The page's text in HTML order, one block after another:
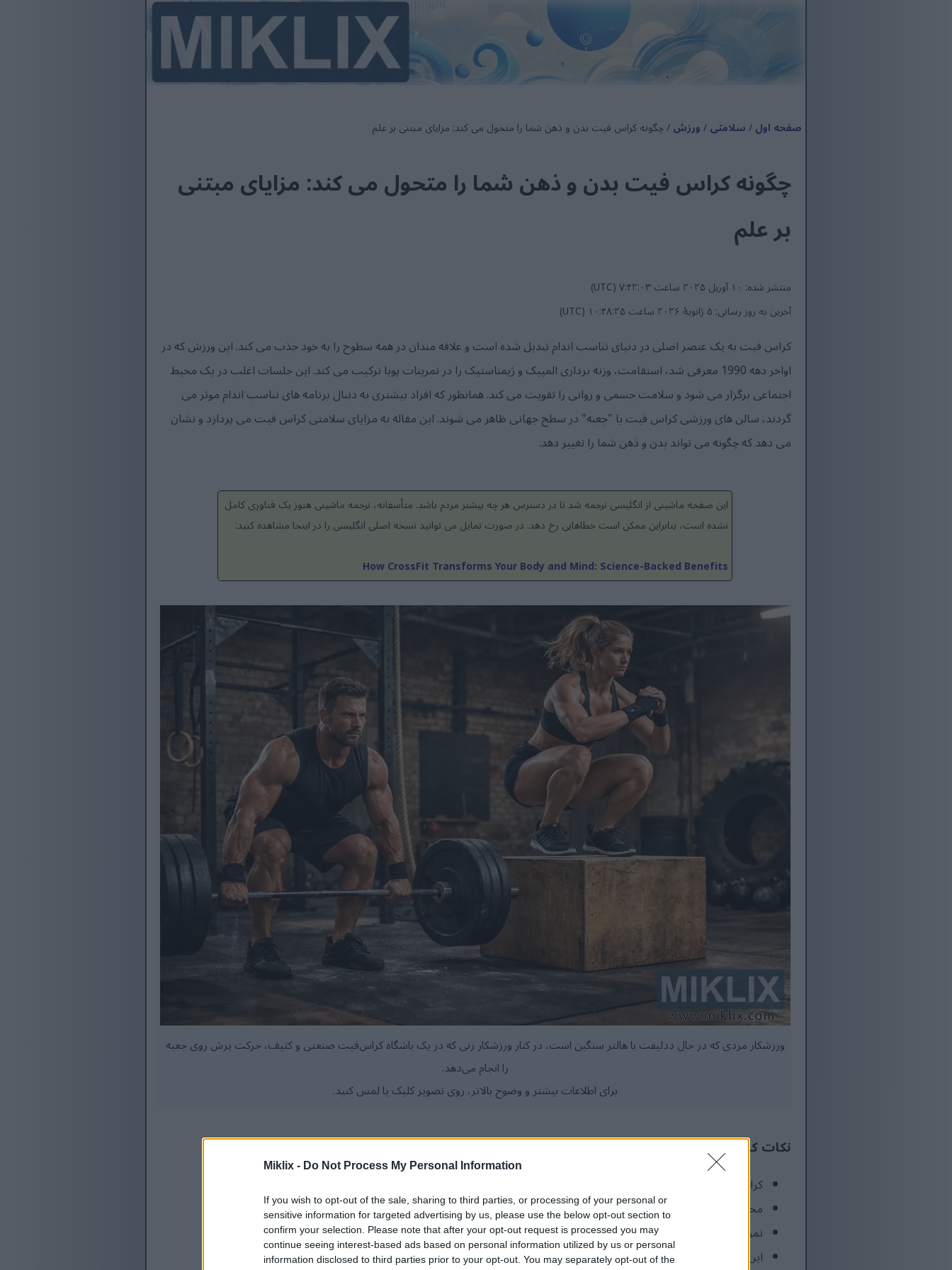
Miklix - Do Not Process My Personal Information
If you wish to opt-out of the sale, sharing to third parties, or processing of your personal or
sensitive information for targeted advertising by us, please use the below opt-out section to
confirm your selection. Please note that after your opt-out request is processed you may
continue seeing interest-based ads based on personal information utilized by us or personal
information disclosed to third parties prior to your opt-out. You may separately opt-out of the
صفحه اول/سلامتی/ورزش/ چگونه کراس فیت بدن و ذهن شما را متحول می کند: مزایای مبتنی بر علم
چگونه کراس فیت بدن و ذهن شما را متحول می کند: مزایای مبتنی
بر علم
منتشر شده: ۱۰ آوریل ۲۰۲۵ ساعت ۷:۴۲:۰۳ (UTC)
آخرین به روز رسانی: ۵ ژانویهٔ ۲۰۲۶ ساعت ۱۰:۴۸:۲۵ (UTC)
کراس فیت به یک عنصر اصلی در دنیای تناسب اندام تبدیل شده است و علاقه مندان در همه سطوح را به خود جذب می کند. این ورزش که در
اواخر دهه 1990 معرفی شد، استقامت، وزنه برداری المپیک و ژیمناستیک را در تمرینات پویا ترکیب می کند. این جلسات اغلب در یک محیط
اجتماعی برگزار می شود و سلامت جسمی و روانی را تقویت می کند. همانطور که افراد بیشتری به دنبال برنامه های تناسب اندام موثر می
گردند، سالن های ورزشی کراس فیت یا "جعبه" در سطح جهانی ظاهر می شوند. این مقاله به مزایای سلامتی کراس فیت می پردازد و نشان
می دهد که چگونه می تواند بدن و ذهن شما را تغییر دهد.
این صفحه ماشینی از انگلیسی ترجمه شد تا در دسترس هر چه بیشتر مردم باشد. متأسفانه، ترجمه ماشینی هنوز یک فناوری کامل
نشده است، بنابراین ممکن است خطاهایی رخ دهد. در صورت تمایل می توانید نسخه اصلی انگلیسی را در اینجا مشاهده کنید:
How CrossFit Transforms Your Body and Mind: Science-Backed Benefits
ورزشکار مردی که در حال ددلیفت با هالتر سنگین است، در کنار ورزشکار زنی که در یک باشگاه کراس‌فیت صنعتی و کثیف، حرکت پرش روی جعبه
را انجام می‌دهد.
برای اطلاعات بیشتر و وضوح بالاتر، روی تصویر کلیک یا لمس کنید.
نکات کلیدی
کراس‌فیت عناصر مختلف تناسب اندام را برای یک رویکرد متعادل ترکیب می‌کند.
محیط جمعی، انگیزه و مسئولیت‌پذیری را تقویت می‌کند.
تمرینات با شدت بالا به طور قابل توجهی سلامت کلی را بهبود می‌بخشد.
این رژیم تناسب اندام برای همه سطوح مناسب است و آن را فراگیر می‌کند.